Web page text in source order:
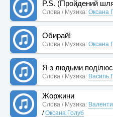
P.S. (Пройдений
Слова / Музика: Оксана
Обирай!
Слова / Музика: Оксана
Я з людьми
Слова / Музика: Василь
Жоржини
Слова / Музика:
/Оксана Голуб